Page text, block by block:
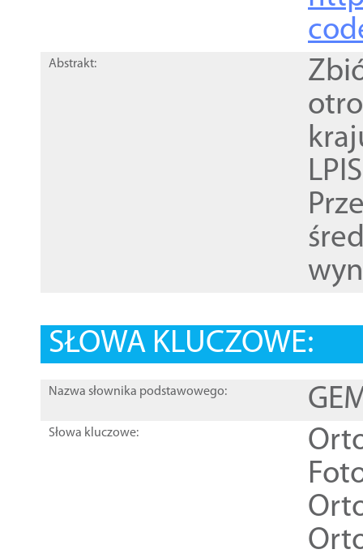
Abstrakt:
SŁOWA KLUCZOWE:
Nazwa słownika podstawowego:
Słowa kluczowe: